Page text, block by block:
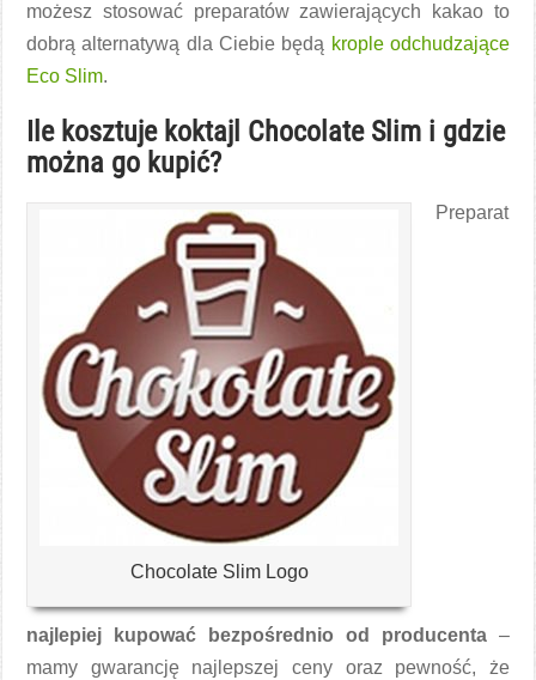
możesz stosować preparatów zawierających kakao to
dobrą alternatywą dla Ciebie będą krople odchudzające
Eco Slim.
Ile kosztuje koktajl Chocolate Slim i gdzie
można go kupić?
Chocolate Slim Logo
Preparat
najlepiej kupować bezpośrednio od producenta–
mamy gwarancję najlepszej ceny oraz pewność, że